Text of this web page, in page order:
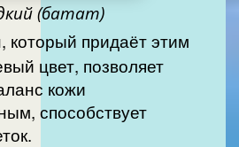
Картофель сладкий (батат)
который придаёт этим
цвет, позволяет
кожи
способствует